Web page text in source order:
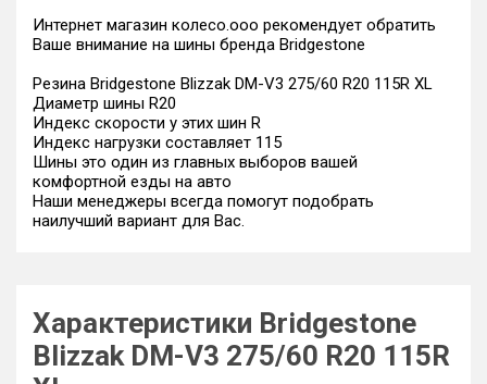
Интернет магазин колесо.ооо рекомендует обратить
Ваше внимание на шины бренда Bridgestone
Резина Bridgestone Blizzak DM-V3 275/60 R20 115R XL
Диаметр шины R20
Индекс скорости у этих шин R
Индекс нагрузки составляет 115
Шины это один из главных выборов вашей
комфортной езды на авто
Наши менеджеры всегда помогут подобрать
наилучший вариант для Вас.
Характеристики Bridgestone
Blizzak DM-V3 275/60 R20 115R